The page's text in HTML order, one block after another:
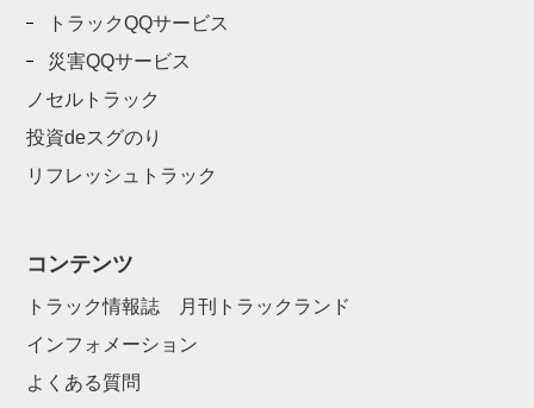
トラックQQサービス
災害QQサービス
ノセルトラック
投資deスグのり
リフレッシュトラック
コンテンツ
トラック情報誌 月刊トラックランド
インフォメーション
よくある質問